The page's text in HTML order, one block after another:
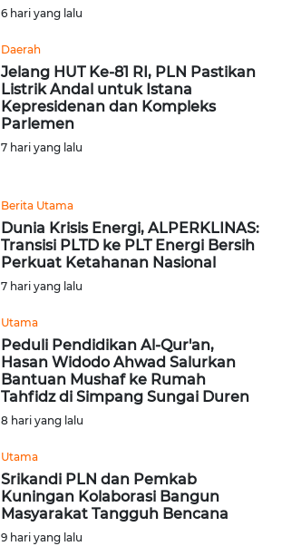
6 hari yang lalu
Daerah
Jelang HUT Ke-81 RI, PLN Pastikan
Listrik Andal untuk Istana
Kepresidenan dan Kompleks
Parlemen
7 hari yang lalu
Berita Utama
Dunia Krisis Energi, ALPERKLINAS:
Transisi PLTD ke PLT Energi Bersih
Perkuat Ketahanan Nasional
7 hari yang lalu
Utama
Peduli Pendidikan Al-Qur'an,
Hasan Widodo Ahwad Salurkan
Bantuan Mushaf ke Rumah
Tahfidz di Simpang Sungai Duren
8 hari yang lalu
Utama
Srikandi PLN dan Pemkab
Kuningan Kolaborasi Bangun
Masyarakat Tangguh Bencana
9 hari yang lalu